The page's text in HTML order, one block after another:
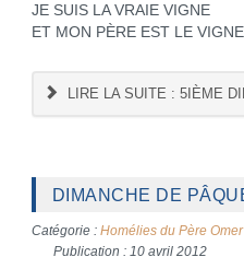
JE SUIS LA VRAIE VIGNE
ET MON PÈRE EST LE
LIRE LA SUITE : 5IÈME
DIMANCHE DE
Catégorie : Homélies du Père
Publication : 10 avril 2012